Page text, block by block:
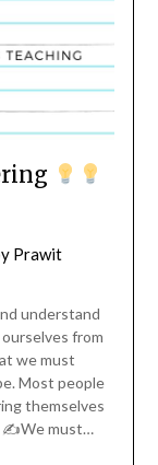
Prawit
understand
from
we must
Most people
themselves
✍️We must…